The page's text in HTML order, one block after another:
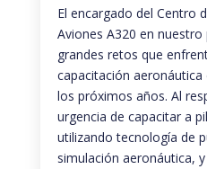
El encargado del Centro
Aviones A320 en nuestro
grandes retos que
capacitación
los próximos años. Al
urgencia de capacitar a
utilizando tecnología de
simulación aeronáutica,